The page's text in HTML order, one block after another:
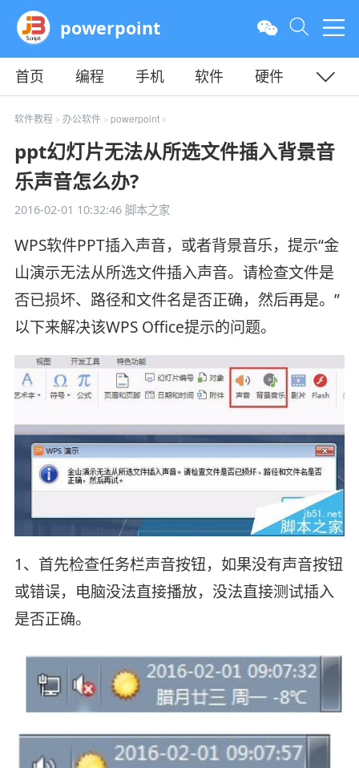
powerpoint
首页 编程 手机 软件
硬件
教程
平面 服务器
软件教程 > 办公软件> powerpoint>
ppt幻灯片无法从所选文件插入背景音
乐声音怎么办?
2016-02-01 10:32:46脚本之家
WPS软件PPT插入声音，或者背景音乐，提示“金
山演示无法从所选文件插入声音。请检查文件是
否已损坏、路径和文件名是否正确，然后再是。”
以下来解决该WPS Office提示的问题。
1、首先检查任务栏声音按钮，如果没有声音按钮
或错误，电脑没法直接播放，没法直接测试插入
是否正确。